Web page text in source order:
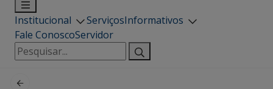
Institucional ServiçosInformativos
Fale ConoscoServidor
Pesquisar
por: